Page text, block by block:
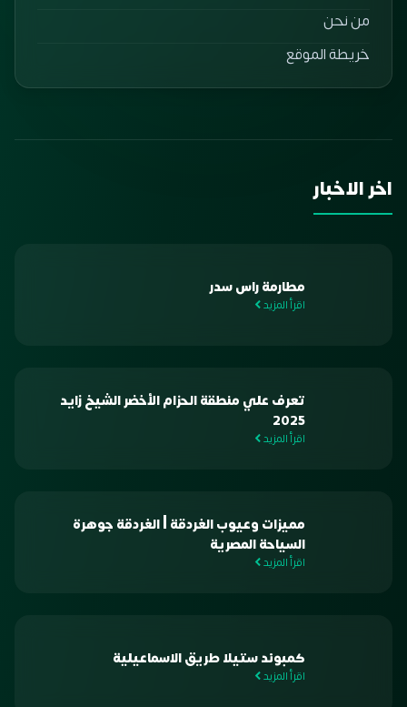
من نحن
خريطة الموقع
اخر الاخبار
مطارمة راس سدر
اقرأ المزيد
تعرف علي منطقة الحزام الأخضر الشيخ زايد
2025
اقرأ المزيد
مميزات وعيوب الغردقة | الغردقة جوهرة
السياحة المصرية
اقرأ المزيد
كمبوند ستيلا طريق الاسماعيلية
اقرأ المزيد